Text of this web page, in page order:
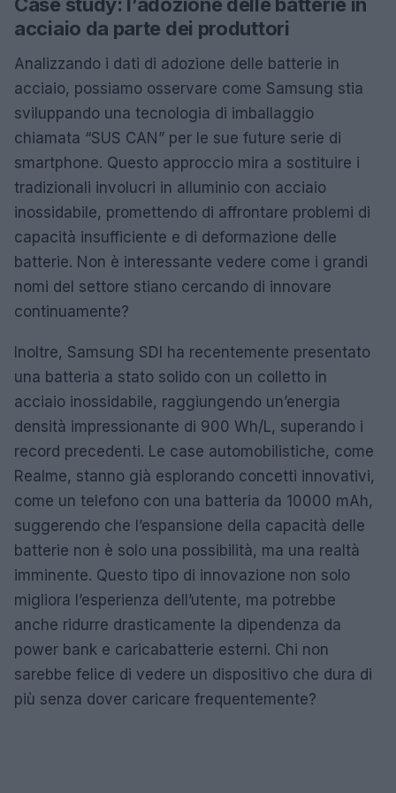
acciaio da parte dei produttori
Analizzando i dati di adozione delle batterie in
acciaio, possiamo osservare come Samsung stia
sviluppando una tecnologia di imballaggio
chiamata “SUS CAN” per le sue future serie di
smartphone. Questo approccio mira a sostituire i
tradizionali involucri in alluminio con acciaio
inossidabile, promettendo di affrontare problemi di
capacità insufficiente e di deformazione delle
batterie. Non è interessante vedere come i grandi
nomi del settore stiano cercando di innovare
continuamente?
Inoltre, Samsung SDI ha recentemente presentato
una batteria a stato solido con un colletto in
acciaio inossidabile, raggiungendo un’energia
densità impressionante di 900 Wh/L, superando i
record precedenti. Le case automobilistiche, come
Realme, stanno già esplorando concetti innovativi,
come un telefono con una batteria da 10000 mAh,
suggerendo che l’espansione della capacità delle
batterie non è solo una possibilità, ma una realtà
imminente. Questo tipo di innovazione non solo
migliora l’esperienza dell’utente, ma potrebbe
anche ridurre drasticamente la dipendenza da
power bank e caricabatterie esterni. Chi non
sarebbe felice di vedere un dispositivo che dura di
più senza dover caricare frequentemente?